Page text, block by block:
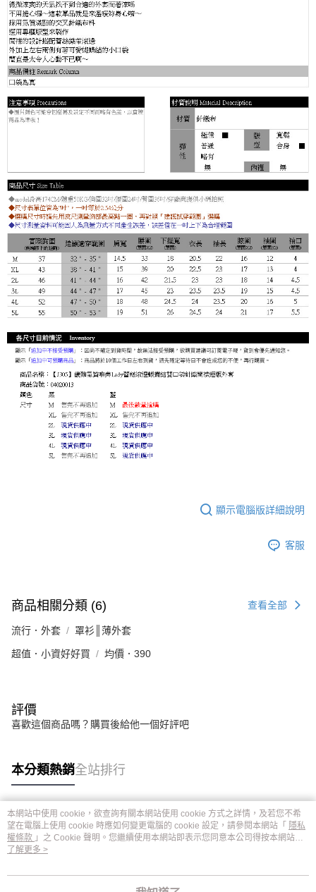
顯示電腦版詳細說明
客服
商品相關分類 (6) 查看全部
流行．外套 罩衫║薄外套
超值．小資好好買 均價．390
評價
喜歡這個商品嗎？購買後給他一個好評吧
本分類熱銷全站排行
熱門標籤
本網站中使用 cookie，欲查詢有關本網站使用 cookie 方式之詳情，及若您不希
望在電腦上使用 cookie 時應如何變更電腦的 cookie 設定，請參閱本網站「 隱私
權條款 」之 Cookie 聲明。您繼續使用本網站即表示您同意本公司得按本網站使
用條款之 Cookie 聲明使用 cookie。
了解更多 >